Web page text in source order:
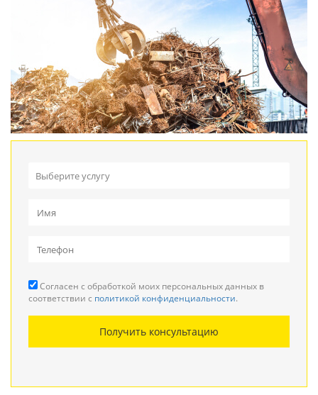
Выберите услугу
Прием кабеля
Резка металла
Демонтаж металлоконструкций
Покупка АКБ
Согласен с обработкой моих персональных данных в
соответствии с политикой конфиденциальности.
Получить консультацию